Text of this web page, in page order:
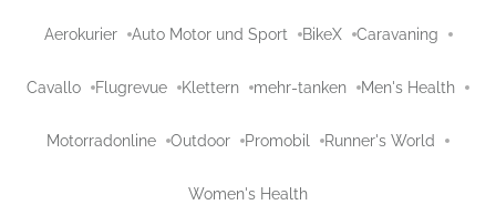
Aerokurier Auto Motor und Sport BikeX Caravaning
Cavallo Flugrevue Klettern mehr-tanken Men's Health
Motorradonline Outdoor Promobil Runner's World
Women's Health